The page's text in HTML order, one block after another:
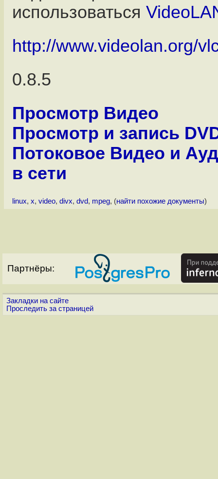
использоваться
http://www.videolan.org/
0.8.5
Просмотр Видео
Просмотр и запись
Потоковое Видео и
в сети
linux, x, video, divx, dvd, mpeg, (найти похожие документы)
Партнёры:
Закладки на сайте
Проследить за страницей